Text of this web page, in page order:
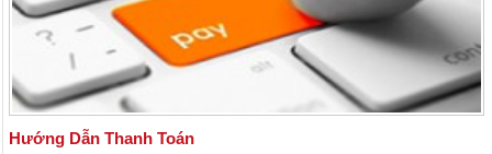
Hướng Dẫn Thanh Toán